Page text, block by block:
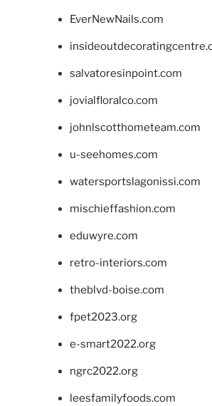
EverNewNails.com
salvatoresinpoint.com
jovialfloralco.com
johnlscotthometeam.com
u-seehomes.com
watersportslagonissi.com
mischieffashion.com
eduwyre.com
retro-interiors.com
theblvd-boise.com
fpet2023.org
e-smart2022.org
ngrc2022.org
leesfamilyfoods.com